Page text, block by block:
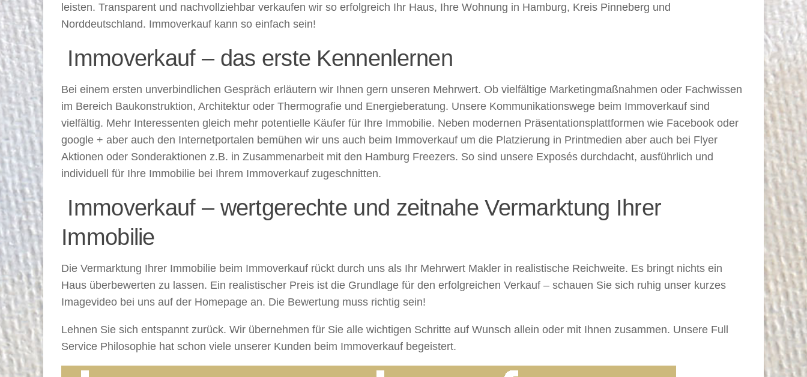
leisten. Transparent und nachvollziehbar verkaufen wir so erfolgreich Ihr Haus, Ihre Wohnung in Hamburg, Kreis Pinneberg und
Norddeutschland. Immoverkauf kann so einfach sein!
Immoverkauf – das erste Kennenlernen
Bei einem ersten unverbindlichen Gespräch erläutern wir Ihnen gern unseren Mehrwert. Ob vielfältige Marketingmaßnahmen oder Fachwissen
im Bereich Baukonstruktion, Architektur oder Thermografie und Energieberatung. Unsere Kommunikationswege beim Immoverkauf sind
vielfältig. Mehr Interessenten gleich mehr potentielle Käufer für Ihre Immobilie. Neben modernen Präsentationsplattformen wie Facebook oder
google + aber auch den Internetportalen bemühen wir uns auch beim Immoverkauf um die Platzierung in Printmedien aber auch bei Flyer
Aktionen oder Sonderaktionen z.B. in Zusammenarbeit mit den Hamburg Freezers. So sind unsere Exposés durchdacht, ausführlich und
individuell für Ihre Immobilie bei Ihrem Immoverkauf zugeschnitten.
Immoverkauf – wertgerechte und zeitnahe Vermarktung Ihrer
Immobilie
Die Vermarktung Ihrer Immobilie beim Immoverkauf rückt durch uns als Ihr Mehrwert Makler in realistische Reichweite. Es bringt nichts ein
Haus überbewerten zu lassen. Ein realistischer Preis ist die Grundlage für den erfolgreichen Verkauf – schauen Sie sich ruhig unser kurzes
Imagevideo bei uns auf der Homepage an. Die Bewertung muss richtig sein!
Lehnen Sie sich entspannt zurück. Wir übernehmen für Sie alle wichtigen Schritte auf Wunsch allein oder mit Ihnen zusammen. Unsere Full
Service Philosophie hat schon viele unserer Kunden beim Immoverkauf begeistert.